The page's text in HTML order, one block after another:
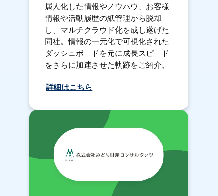
属人化した情報やノウハウ、お客様
情報や活動履歴の紙管理から脱却
し、マルチクラウド化を成し遂げた
同社。情報の一元化で可視化された
ダッシュボードを元に成長スピード
をさらに加速させた軌跡をご紹介。
詳細はこちら